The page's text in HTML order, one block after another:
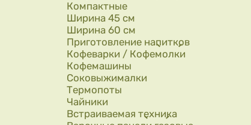
Компактные
Ширина 45 см
Ширина 60 см
Приготовление напитков
Кофеварки / Кофемолки
Кофемашины
Соковыжималки
Термопоты
Чайники
Встраиваемая техника